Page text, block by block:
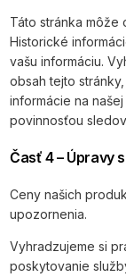
Táto stránka môže
Historické
vašu informáciu.
obsah tejto
informácie na
povinnosťou
Časť 4 – Úpravy
Ceny našich
upozornenia.
Vyhradzujeme si
poskytovanie